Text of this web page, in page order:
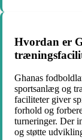
Hvordan er
Ghanas
sportsanlæg og
faciliteter giver
forhold og
turneringer. Der
og støtte